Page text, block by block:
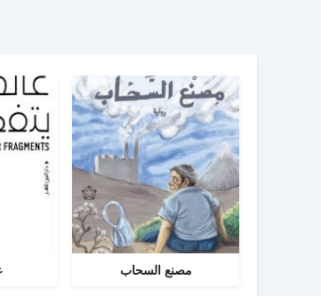
مصنع السحاب